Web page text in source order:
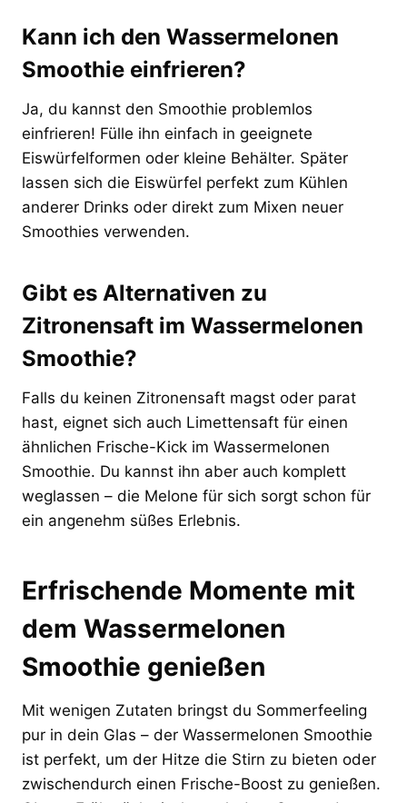
Kann ich den Wassermelonen
Smoothie einfrieren?
Ja, du kannst den Smoothie problemlos
einfrieren! Fülle ihn einfach in geeignete
Eiswürfelformen oder kleine Behälter. Später
lassen sich die Eiswürfel perfekt zum Kühlen
anderer Drinks oder direkt zum Mixen neuer
Smoothies verwenden.
Gibt es Alternativen zu
Zitronensaft im Wassermelonen
Smoothie?
Falls du keinen Zitronensaft magst oder parat
hast, eignet sich auch Limettensaft für einen
ähnlichen Frische-Kick im Wassermelonen
Smoothie. Du kannst ihn aber auch komplett
weglassen – die Melone für sich sorgt schon für
ein angenehm süßes Erlebnis.
Erfrischende Momente mit
dem Wassermelonen
Smoothie genießen
Mit wenigen Zutaten bringst du Sommerfeeling
pur in dein Glas – der Wassermelonen Smoothie
ist perfekt, um der Hitze die Stirn zu bieten oder
zwischendurch einen Frische-Boost zu genießen.